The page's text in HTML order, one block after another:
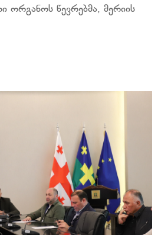
ორგანოს წევრებმა, მერიის